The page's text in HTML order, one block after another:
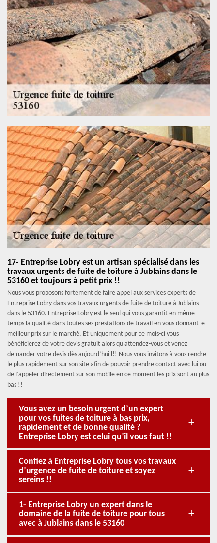
17- Entreprise Lobry est un artisan spécialisé dans les
travaux urgents de fuite de toiture à Jublains dans le
53160 et toujours à petit prix !!
Nous vous proposons fortement de faire appel aux services experts de
Entreprise Lobry dans vos travaux urgents de fuite de toiture à Jublains
dans le 53160. Entreprise Lobry est le seul qui vous garantit en même
temps la qualité dans toutes ses prestations de travail en vous donnant le
meilleur prix sur le marché. Et uniquement pour ce mois-ci vous
bénéficierez de votre devis gratuit alors qu’attendez-vous et venez
demander votre devis dès aujourd’hui l!! Nous vous invitons à vous rendre
le plus rapidement sur son site afin de pouvoir prendre contact avec lui ou
de l’appeler directement sur son mobile en ce moment les prix sont au plus
bas !!
Vous avez un besoin urgent d’un expert
pour vos fuites de toiture à bas prix,
rapidement et de bonne qualité ?
Entreprise Lobry est celui qu’il vous faut !!
Confiez à Entreprise Lobry tous vos travaux
d’urgence de fuite de toiture et soyez
sereins !!
1- Entreprise Lobry un expert dans le
domaine de la fuite de toiture pour tous
avec à Jublains dans le 53160